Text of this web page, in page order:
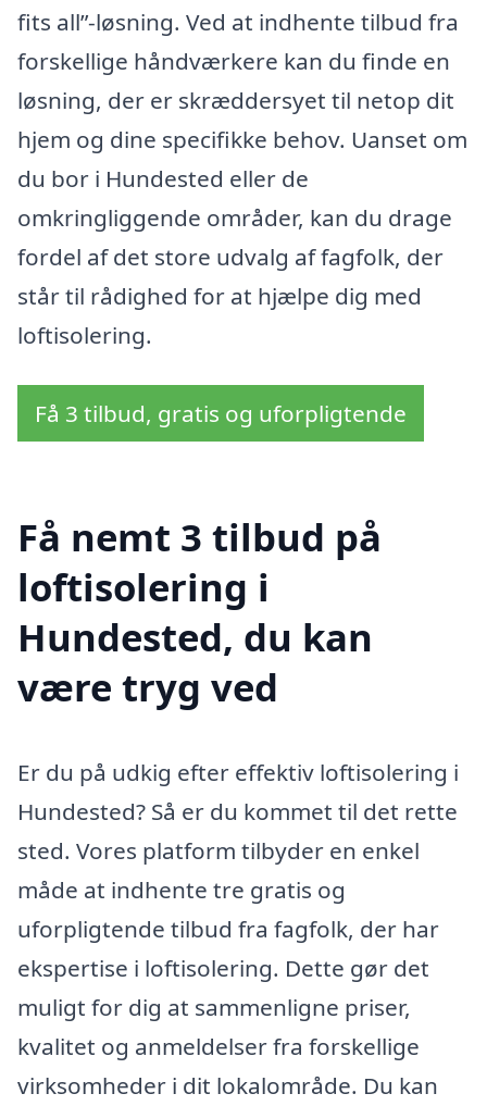
fits all”-løsning. Ved at indhente tilbud fra
forskellige håndværkere kan du finde en
løsning, der er skræddersyet til netop dit
hjem og dine specifikke behov. Uanset om
du bor i Hundested eller de
omkringliggende områder, kan du drage
fordel af det store udvalg af fagfolk, der
står til rådighed for at hjælpe dig med
loftisolering.
Få 3 tilbud, gratis og uforpligtende
Få nemt 3 tilbud på
loftisolering i
Hundested, du kan
være tryg ved
Er du på udkig efter effektiv loftisolering i
Hundested? Så er du kommet til det rette
sted. Vores platform tilbyder en enkel
måde at indhente tre gratis og
uforpligtende tilbud fra fagfolk, der har
ekspertise i loftisolering. Dette gør det
muligt for dig at sammenligne priser,
kvalitet og anmeldelser fra forskellige
virksomheder i dit lokalområde. Du kan